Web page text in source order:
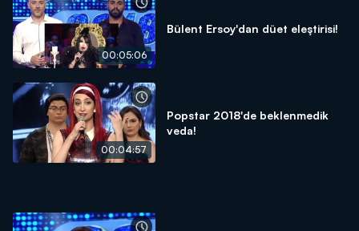
00:05:06
Bülent Ersoy'dan düet eleştirisi!
00:04:57
Popstar 2018'de beklenmedik
veda!